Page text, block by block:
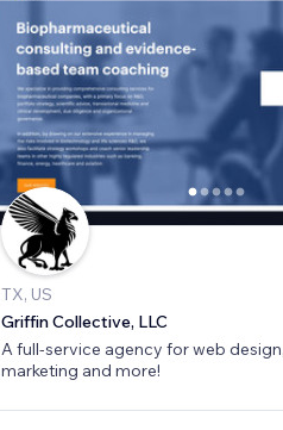
TX, US
Griffin Collective, LLC
A full-service agency for web
marketing and more!